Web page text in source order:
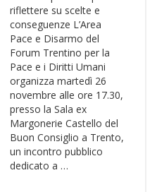
riflettere su scelte e
conseguenze L’Area
Pace e Disarmo del
Forum Trentino per la
Pace e i Diritti Umani
organizza martedì 26
novembre alle ore 17.30,
presso la Sala ex
Margonerie Castello del
Buon Consiglio a Trento,
un incontro pubblico
dedicato a …